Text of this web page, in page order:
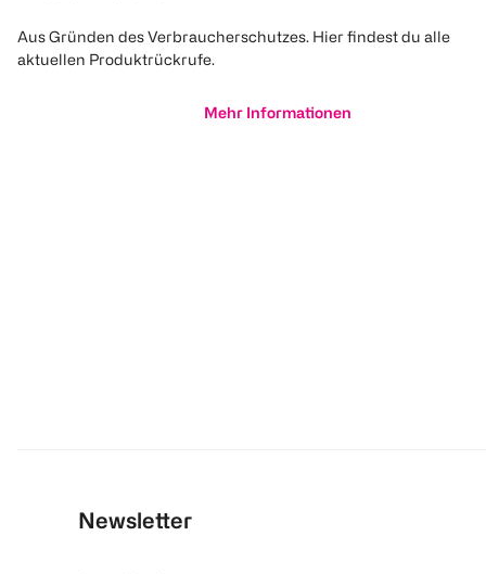
Aus Gründen des Verbraucherschutzes. Hier findest du alle
aktuellen Produktrückrufe.
Mehr Informationen
Newsletter